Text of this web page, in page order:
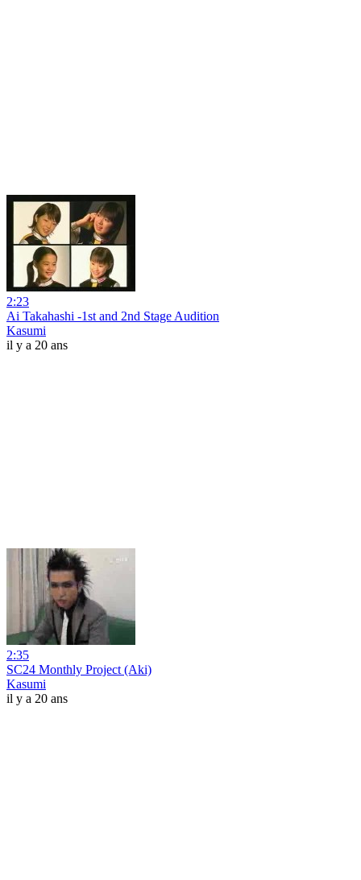
2:23
Ai Takahashi -1st and 2nd Stage Audition
Kasumi
il y a 20 ans
2:35
SC24 Monthly Project (Aki)
Kasumi
il y a 20 ans